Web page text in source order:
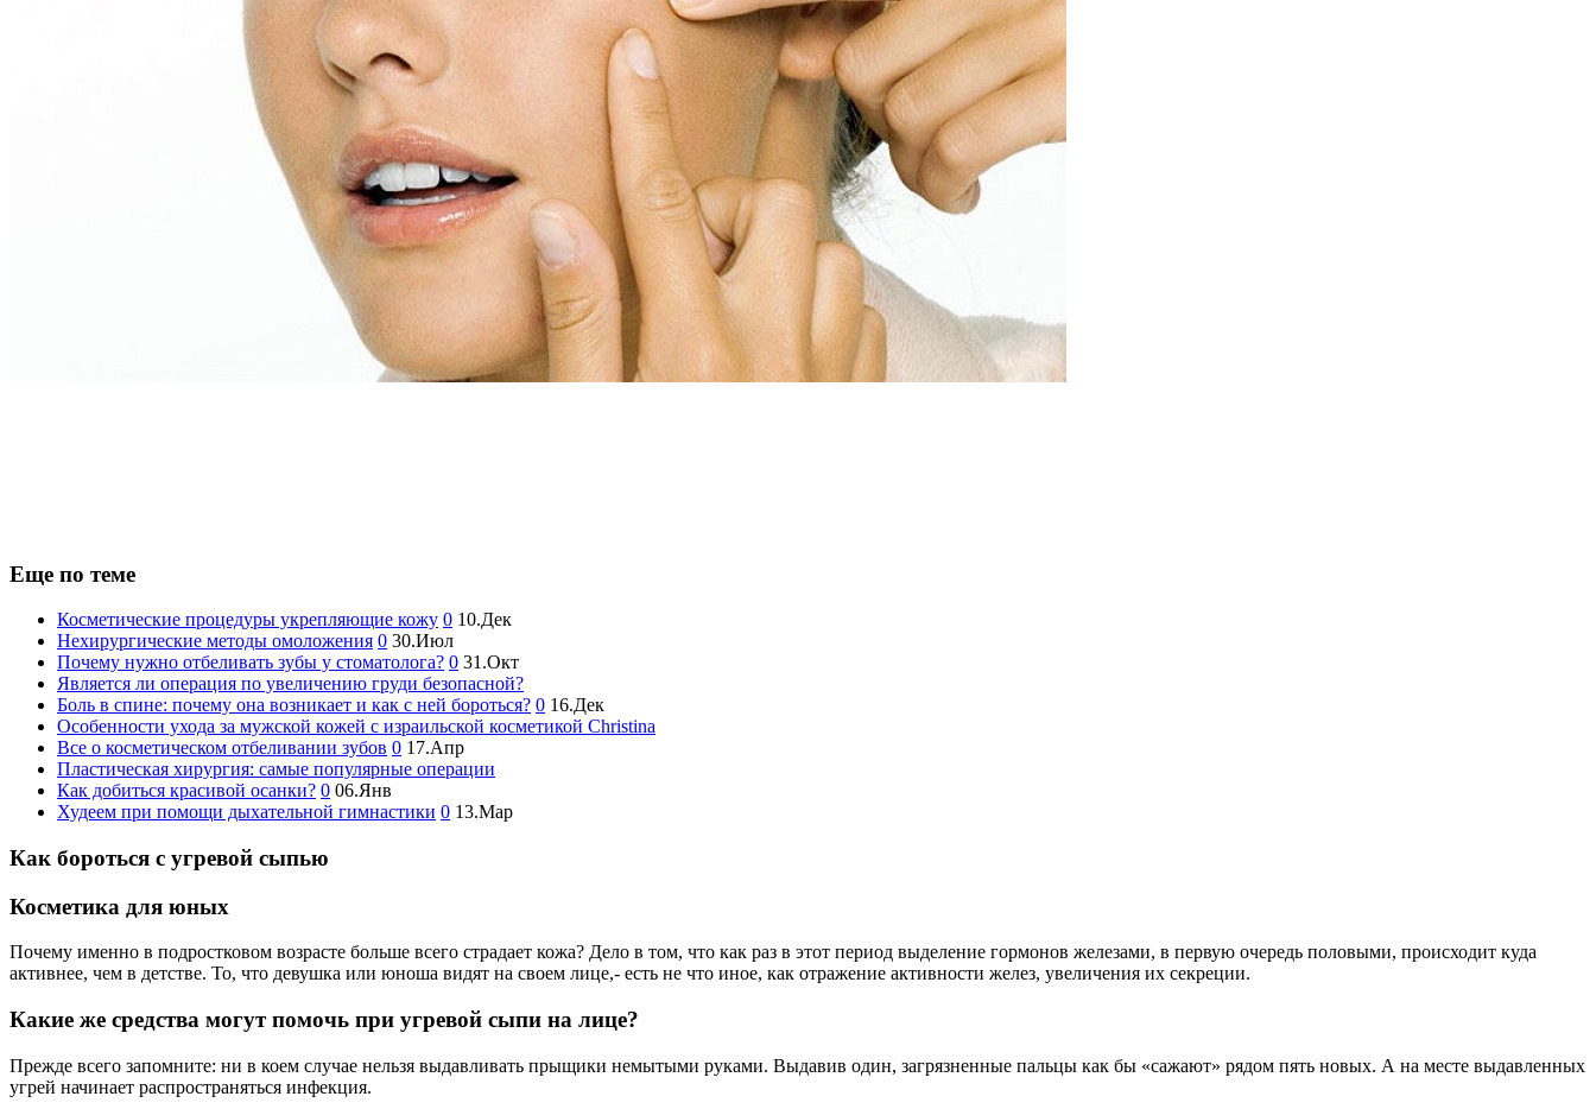
Еще по теме
Косметические процедуры укрепляющие кожу 0 10.Дек
Нехирургические методы омоложения 0 30.Июл
Почему нужно отбеливать зубы у стоматолога? 0 31.Окт
Является ли операция по увеличению груди безопасной?
Боль в спине: почему она возникает и как с ней бороться? 0 16.Дек
Особенности ухода за мужской кожей с израильской косметикой Christina
Все о косметическом отбеливании зубов 0 17.Апр
Пластическая хирургия: самые популярные операции
Как добиться красивой осанки? 0 06.Янв
Худеем при помощи дыхательной гимнастики 0 13.Мар
Как бороться с угревой сыпью
Косметика для юных
Почему именно в подростковом возрасте больше всего страдает кожа? Дело в том, что как раз в этот период выделение гормонов железами, в первую очередь половыми, происходит куда
активнее, чем в детстве. То, что девушка или юноша видят на своем лице,- есть не что иное, как отражение активности желез, увеличения их секреции.
Какие же средства могут помочь при угревой сыпи на лице?
Прежде всего запомните: ни в коем случае нельзя выдавливать прыщики немытыми руками. Выдавив один, загрязненные пальцы как бы «сажают» рядом пять новых. А на месте выдавленных
угрей начинает распространяться инфекция.